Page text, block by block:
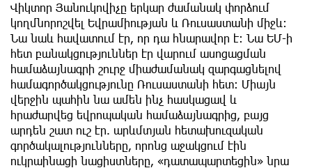
Վիկտոր Յանուկովիչը երկար ժամանակ փորձում
կողմնորոշվել Եվրամիության և Ռուսաստանի միջև։
Նա նաև հավատում էր, որ դա հնարավոր է։ Նա ԵՄ-ի
հետ բանակցություններ էր վարում ասոցացման
համաձայնագրի շուրջ միաժամանակ զարգացնելով
համագործակցությունը Ռուսաստանի հետ։ Միայն
վերջին պահին նա ամեն ինչ հասկացավ և
հրաժարվեց եվրոպական համաձայնագրից, բայց
արդեն շատ ուշ էր. արևմտյան հետախուզական
գործակալությունները, որոնց աջակցում էին
ուկրաինացի նացիստները, «դատապարտեցին» նրա